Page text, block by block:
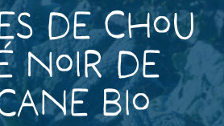
de Chou
Noir de
Bio